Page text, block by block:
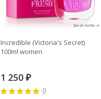
Incredible (Victoria's Secret)
100ml women
1 250 ₽
0